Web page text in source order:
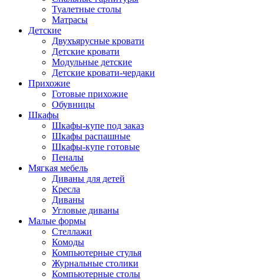
Туалетные столы
Матрасы
Детские
Двухъярусные кровати
Детские кровати
Модульные детские
Детские кровати-чердаки
Прихожие
Готовые прихожие
Обувницы
Шкафы
Шкафы-купе под заказ
Шкафы распашные
Шкафы-купе готовые
Пеналы
Мягкая мебель
Диваны для детей
Кресла
Диваны
Угловые диваны
Малые формы
Стеллажи
Комоды
Компьютерные стулья
Журнальные столики
Компьютерные столы